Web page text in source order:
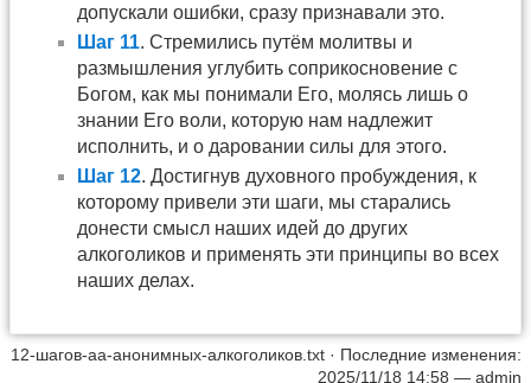
допускали ошибки, сразу признавали это.
Шаг 11. Стремились путём молитвы и
размышления углубить соприкосновение с
Богом, как мы понимали Его, молясь лишь о
знании Его воли, которую нам надлежит
исполнить, и о даровании силы для этого.
Шаг 12. Достигнув духовного пробуждения, к
которому привели эти шаги, мы старались
донести смысл наших идей до других
алкоголиков и применять эти принципы во всех
наших делах.
12-шагов-аа-анонимных-алкоголиков.txt · Последние изменения:
2025/11/18 14:58 — admin